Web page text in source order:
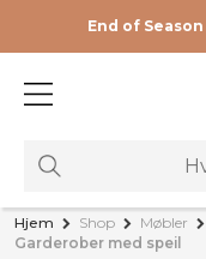
End of Season
Hjem Shop Møbler
Garderober med speil